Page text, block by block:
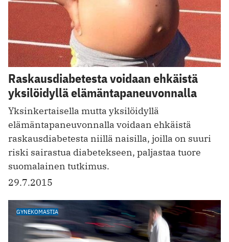
Raskausdiabetesta voidaan ehkäistä
yksilöidyllä elämäntapaneuvonnalla
Yksinkertaisella mutta yksilöidyllä
elämäntapaneuvonnalla voidaan ehkäistä
raskausdiabetesta niillä naisilla, joilla on suuri
riski sairastua diabetekseen, paljastaa tuore
suomalainen tutkimus.
29.7.2015
GYNEKOMASTIA